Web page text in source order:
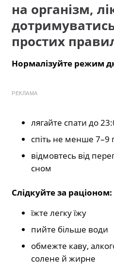
на організм,
простих
Нормалізуйте режим
РЕКЛАМА
лягайте спати до
спіть не менше 7–9
відмовтесь від
сном
Слідкуйте за раціоном:
їжте легку їжу
пийте більше води
обмежте каву,
солене й жирне